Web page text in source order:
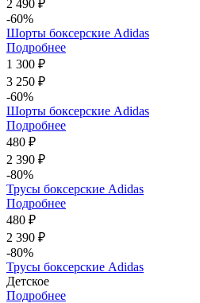
2 490 ₽
-60%
Шорты боксерские Adidas
Подробнее
1 300 ₽
3 250 ₽
-60%
Шорты боксерские Adidas
Подробнее
480 ₽
2 390 ₽
-80%
Трусы боксерские Adidas
Подробнее
480 ₽
2 390 ₽
-80%
Трусы боксерские Adidas
Детское
Подробнее